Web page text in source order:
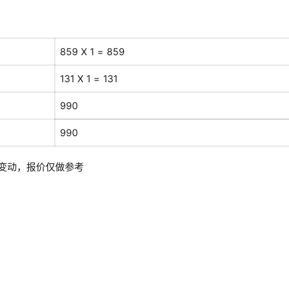
859 X 1 = 859
131 X 1 = 131
990
990
动，报价仅做参考